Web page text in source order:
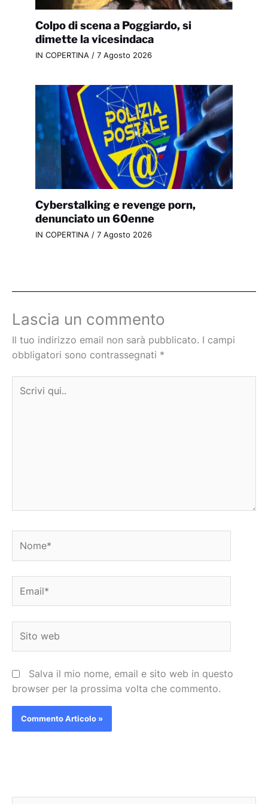
Colpo di scena a Poggiardo, si
dimette la vicesindaca
IN COPERTINA / 7 Agosto 2026
Cyberstalking e revenge porn,
denunciato un 60enne
IN COPERTINA / 7 Agosto 2026
Lascia un commento
Il tuo indirizzo email non sarà pubblicato. I campi
obbligatori sono contrassegnati *
qui..
web
Salva il mio nome, email e sito web in questo
browser per la prossima volta che commento.